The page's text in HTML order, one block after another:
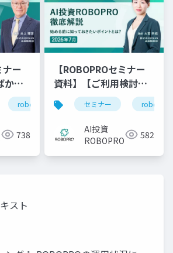
ナー
かり
始後
識
返り
robopro roboproセミナー
738
【ROBOPROセミナー
資料】【ご利用検討中
の方向け】AI投資
ROBOPRO徹底解説～
始める前に知っておき
たいポイントとは？～
セミナー robopro
AI投資
ROBOPRO
582
スト